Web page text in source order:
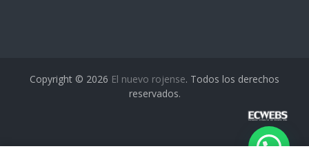
Copyright © 2026 El nuevo rojense. Todos los derechos
reservados.